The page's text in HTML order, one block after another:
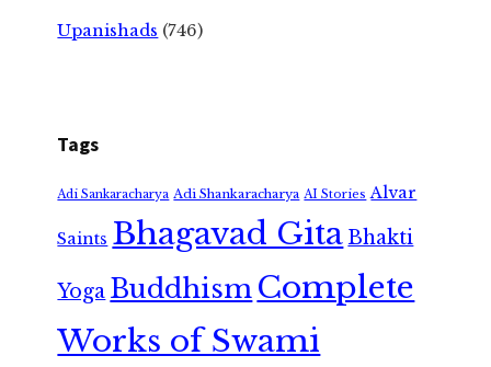
Upanishads (746)
Tags
Adi Sankaracharya Adi Shankaracharya AI Stories Alvar
Saints Bhagavad GitaBhakti
Yoga Buddhism Complete
Works of Swami